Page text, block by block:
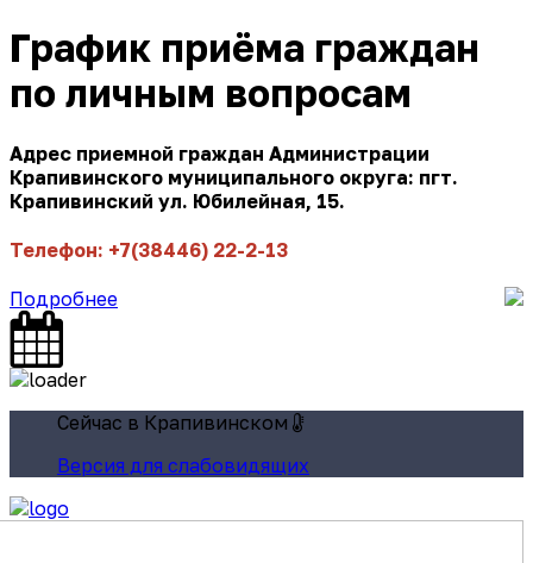
График приёма граждан
по личным вопросам
Адрес приемной граждан Администрации
Крапивинского муниципального округа: пгт.
Крапивинский ул. Юбилейная, 15.
Телефон: +7(38446) 22-2-13
Подробнее
Сейчас в Крапивинском
Версия для слабовидящих